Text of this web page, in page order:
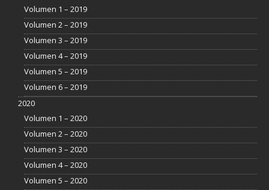
Volumen 1 – 2019
Volumen 2 – 2019
Volumen 3 – 2019
Volumen 4 – 2019
Volumen 5 – 2019
Volumen 6 – 2019
2020
Volumen 1 – 2020
Volumen 2 – 2020
Volumen 3 – 2020
Volumen 4 – 2020
Volumen 5 – 2020